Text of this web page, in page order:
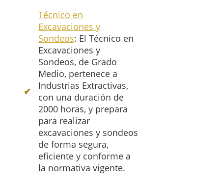
Técnico en
Excavaciones y
Sondeos: El Técnico en
Excavaciones y
Sondeos, de Grado
Medio, pertenece a
Industrias Extractivas,
con una duración de
2000 horas, y prepara
para realizar
excavaciones y sondeos
de forma segura,
eficiente y conforme a
la normativa vigente.